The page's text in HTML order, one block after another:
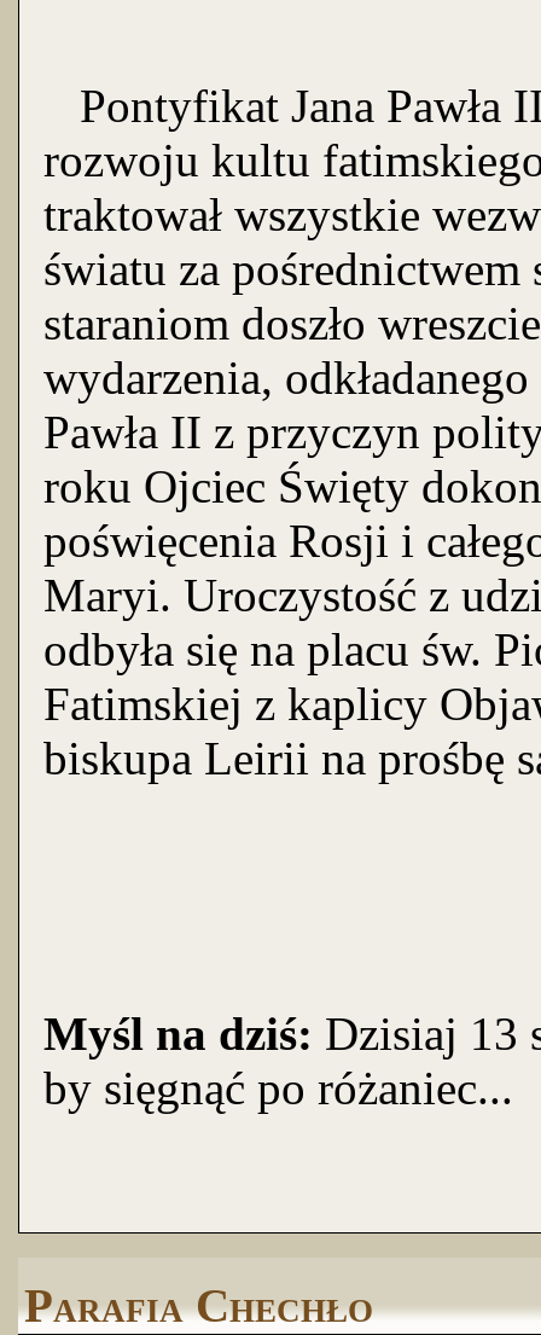
Parafia Chechło
Pontyfikat Jana Pawła
rozwoju kultu
traktował wszystkie
światu za
staraniom doszło
wydarzenia,
Pawła II z przyczyn
roku Ojciec Święty
poświęcenia Rosji i
Maryi. Uroczystość z
odbyła się na placu św.
Fatimskiej z kaplicy
biskupa Leirii na prośbę
Myśl na dziś: Dzisiaj 13
by sięgnąć po różaniec...